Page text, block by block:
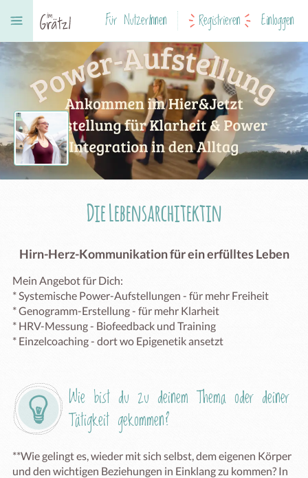
Für NutzerInnen Registrieren Einloggen
Die Lebensarchitektin
Hirn-Herz-Kommunikation für ein erfülltes Leben
Mein Angebot für Dich:
* Systemische Power-Aufstellungen - für mehr Freiheit
* Genogramm-Erstellung - für mehr Klarheit
* HRV-Messung - Biofeedback und Training
* Einzelcoaching - dort wo Epigenetik ansetzt
Wie bist du zu deinem Thema oder deiner
Tätigkeit gekommen?
**Wie gelingt es, wieder mit sich selbst, dem eigenen Körper
und den wichtigen Beziehungen in Einklang zu kommen? In